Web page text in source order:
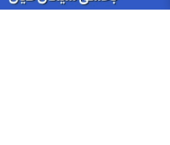
سهامداران شپنا، وپاسار و وبصادر